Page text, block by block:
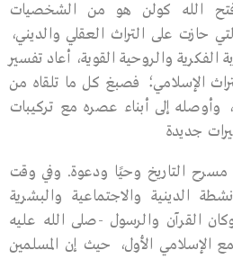
فتح الله كولن هو من الشخصيات
حازت على التراث العقلي والديني،
الفكرية والروحية القوية، أعاد تفسير
الإسلامي؛ فصبغ كل ما تلقاه من
وأوصله إلى أبناء عصره مع تركيبات
جديدة
التاريخ وحيًا ودعوة. وفي وقت
الدينية والاجتماعية والبشرية
القرآن والرسول -صلى الله عليه
الإسلامي الأول، حيث إن المسلمين